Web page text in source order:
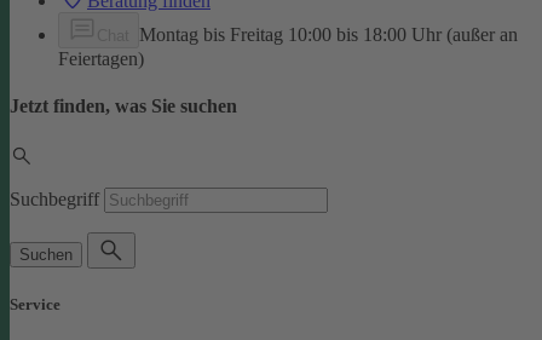
Montag bis Freitag 10:00 bis 18:00 Uhr (außer an
Feiertagen)
Jetzt finden, was Sie suchen
Suchbegriff
Suchen
Service